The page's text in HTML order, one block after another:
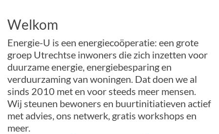
Welkom
Energie-U is een energiecoöperatie: een grote
groep Utrechtse inwoners die zich inzetten voor
duurzame energie, energiebesparing en
verduurzaming van woningen. Dat doen we al
sinds 2010 met en voor steeds meer mensen.
Wij steunen bewoners en buurtinitiatieven actief
met advies, ons netwerk, gratis workshops en
meer.